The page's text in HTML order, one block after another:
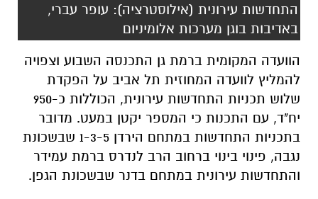
התחדשות עירונית (אילוסטרציה): עופר עברי,
באדיבות בוגן מערכות אלומיניום
הוועדה המקומית ברמת גן התכנסה השבוע וצפויה
להמליץ לוועדה המחוזית תל אביב על הפקדת
שלוש תכניות התחדשות עירונית, הכוללות כ-950
יח"ד, עם התכנות כי המספר יקטן במעט. מדובר
בתכניות התחדשות במתחם הירדן 1-3-5 שבשכונת
נגבה, פינוי בינוי ברחוב הרב לנדרס ברמת עמידר
והתחדשות עירונית במתחם בדנר שבשכונת הגפן.